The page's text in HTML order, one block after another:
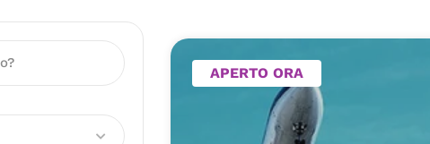
APERTO ORA